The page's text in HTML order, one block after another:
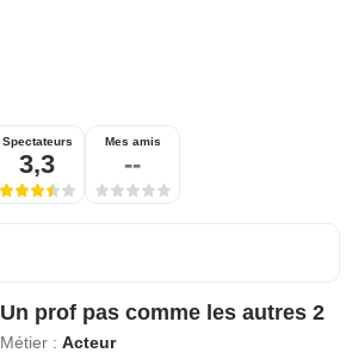
Spectateurs
3,3
Mes amis
--
Un prof pas comme les autres 2
Métier :Acteur